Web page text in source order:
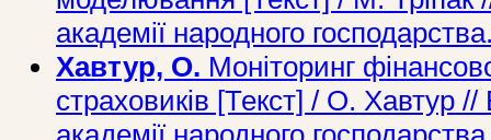
академії народного
Хавтур, О. Моніторинг
страховиків [Текст] / О. Хавтур //